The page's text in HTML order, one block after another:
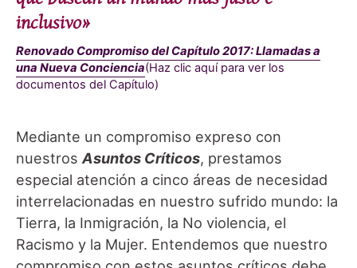
inclusivo»
Renovado Compromiso del Capítulo 2017: Llamadas a
una Nueva Conciencia(Haz clic aquí para ver los
documentos del Capítulo)
Mediante un compromiso expreso con
nuestros Asuntos Críticos, prestamos
especial atención a cinco áreas de necesidad
interrelacionadas en nuestro sufrido mundo: la
Tierra, la Inmigración, la No violencia, el
Racismo y la Mujer. Entendemos que nuestro